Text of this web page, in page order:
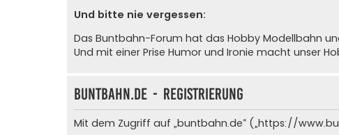
Und bitte nie vergessen:
Das Buntbahn-Forum hat das Hobby Modellbahn
Und mit einer Prise Humor und Ironie macht unser
buntbahn.de - Registrierung
Mit dem Zugriff auf „buntbahn.de“ („https://